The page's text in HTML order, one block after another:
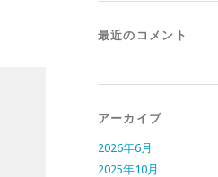
最近のコメント
アーカイブ
2026年6月
2025年10月